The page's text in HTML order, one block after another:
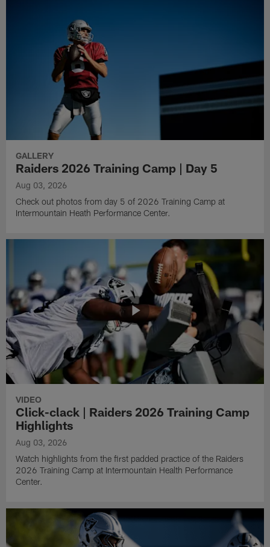
GALLERY
Raiders 2026 Training Camp | Day 5
Aug 03, 2026
Check out photos from day 5 of 2026 Training Camp at
Intermountain Heath Performance Center.
VIDEO
Click-clack | Raiders 2026 Training Camp
Highlights
Aug 03, 2026
Watch highlights from the first padded practice of the Raiders
2026 Training Camp at Intermountain Health Performance
Center.